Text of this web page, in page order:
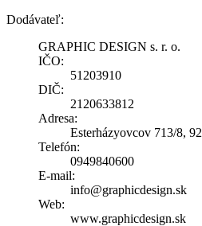
Dodávateľ:
GRAPHIC DESIGN s. r. o.
IČO:
51203910
DIČ:
2120633812
Adresa:
Esterházyovcov 713/8,
Telefón:
0949840600
E-mail:
info@graphicdesign.sk
Web:
www.graphicdesign.sk